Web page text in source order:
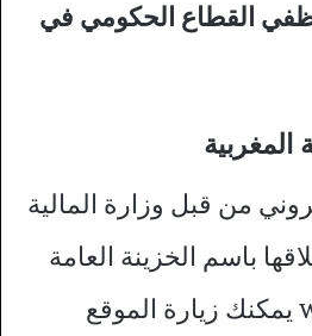
القطاع الحكومي في
المغربية
من قبل وزارة المالية
باسم الخزينة العامة
www.tgr.gov.ma يمكنك زيارة الموقع